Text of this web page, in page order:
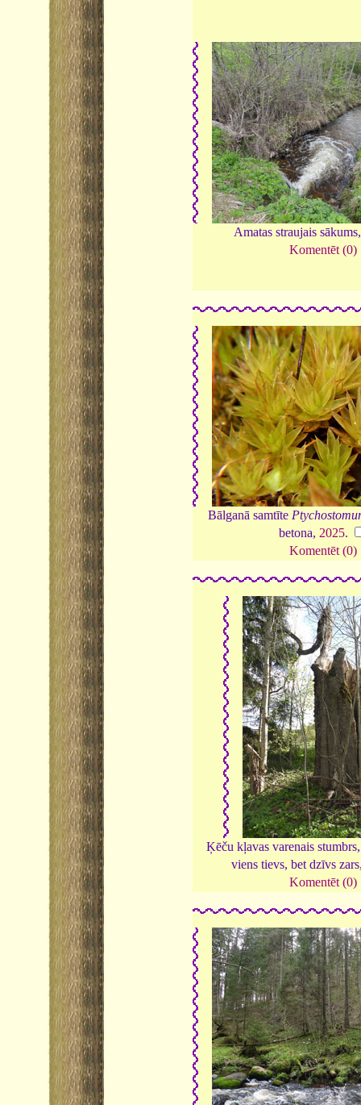
Amatas straujais
Komentēt (0)
Bālganā samtīte
betona, 2025.
Komentēt (0)
Ķēču kļavas varenais
viens tievs, bet dzīvs
Komentēt (0)